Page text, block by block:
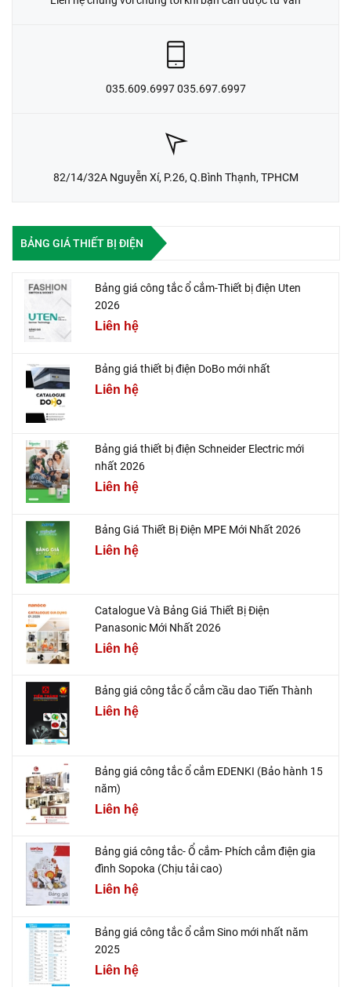
035.609.6997 035.697.6997
82/14/32A Nguyễn Xí, P.26, Q.Bình Thạnh, TPHCM
BẢNG GIÁ THIẾT BỊ ĐIỆN
Bảng giá công tắc ổ cắm-Thiết bị điện Uten
2026
Liên hệ
Bảng giá thiết bị điện DoBo mới nhất
Liên hệ
Bảng giá thiết bị điện Schneider Electric mới
nhất 2026
Liên hệ
Bảng Giá Thiết Bị Điện MPE Mới Nhất 2026
Liên hệ
Catalogue Và Bảng Giá Thiết Bị Điện
Panasonic Mới Nhất 2026
Liên hệ
Bảng giá công tắc ổ cắm cầu dao Tiến Thành
Liên hệ
Bảng giá công tắc ổ cắm EDENKI (Bảo hành 15
năm)
Liên hệ
Bảng giá công tắc- Ổ cắm- Phích cắm điện gia
đình Sopoka (Chịu tải cao)
Liên hệ
Bảng giá công tắc ổ cắm Sino mới nhất năm
2025
Liên hệ